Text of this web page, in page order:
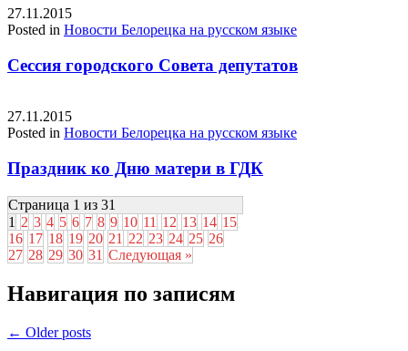
27.11.2015
Posted in Новости Белорецка на русском языке
Сессия городского Совета депутатов
27.11.2015
Posted in Новости Белорецка на русском языке
Праздник ко Дню матери в ГДК
Страница 1 из 31
1 2 3 4 5 6 7 8 9 10 11 12 13 14 15
16 17 18 19 20 21 22 23 24 25 26
27 28 29 30 31 Следующая »
Навигация по записям
← Older posts